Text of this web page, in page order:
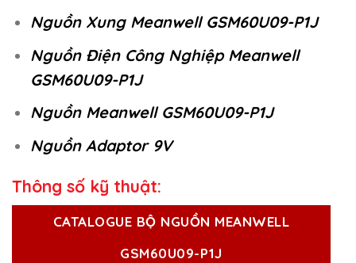
Nguồn Xung Meanwell GSM60U09-P1J
Nguồn Điện Công Nghiệp Meanwell
GSM60U09-P1J
Nguồn Meanwell GSM60U09-P1J
Nguồn Adaptor 9V
Thông số kỹ thuật:
CATALOGUE BỘ NGUỒN MEANWELL
GSM60U09-P1J